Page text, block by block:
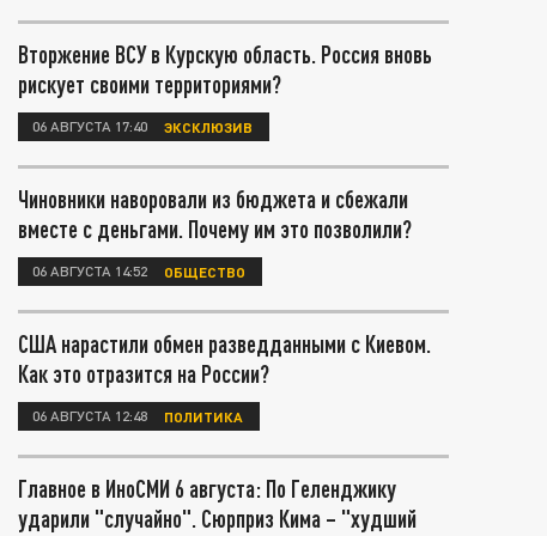
Вторжение ВСУ в Курскую область. Россия вновь
рискует своими территориями?
06 АВГУСТА 17:40 ЭКСКЛЮЗИВ
Чиновники наворовали из бюджета и сбежали
вместе с деньгами. Почему им это позволили?
06 АВГУСТА 14:52 ОБЩЕСТВО
США нарастили обмен разведданными с Киевом.
Как это отразится на России?
06 АВГУСТА 12:48 ПОЛИТИКА
Главное в ИноСМИ 6 августа: По Геленджику
ударили "случайно". Сюрприз Кима – "худший